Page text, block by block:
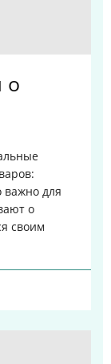
о
важно для
о
своим